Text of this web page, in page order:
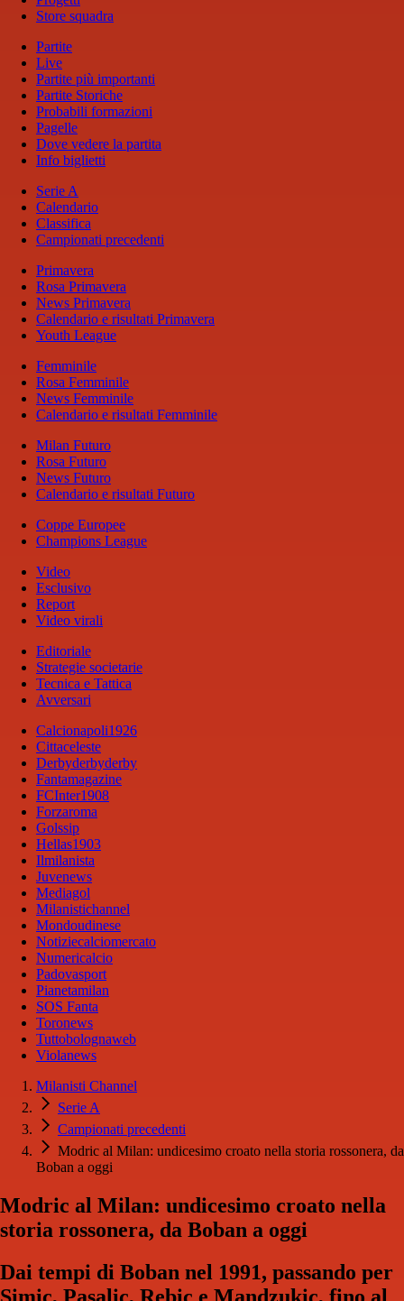
Store squadra
Partite
Live
Partite più importanti
Partite Storiche
Probabili formazioni
Pagelle
Dove vedere la partita
Info biglietti
Serie A
Calendario
Classifica
Campionati precedenti
Primavera
Rosa Primavera
News Primavera
Calendario e risultati Primavera
Youth League
Femminile
Rosa Femminile
News Femminile
Calendario e risultati Femminile
Milan Futuro
Rosa Futuro
News Futuro
Calendario e risultati Futuro
Coppe Europee
Champions League
Video
Esclusivo
Report
Video virali
Editoriale
Strategie societarie
Tecnica e Tattica
Avversari
Calcionapoli1926
Cittaceleste
Derbyderbyderby
Fantamagazine
FCInter1908
Forzaroma
Golssip
Hellas1903
Ilmilanista
Juvenews
Mediagol
Milanistichannel
Mondoudinese
Notiziecalciomercato
Numericalcio
Padovasport
Pianetamilan
SOS Fanta
Toronews
Tuttobolognaweb
Violanews
Milanisti Channel
Serie A
Campionati precedenti
Modric al Milan: undicesimo croato nella storia rossonera, da
Boban a oggi
Modric al Milan: undicesimo croato nella
storia rossonera, da Boban a oggi
Dai tempi di Boban nel 1991, passando per